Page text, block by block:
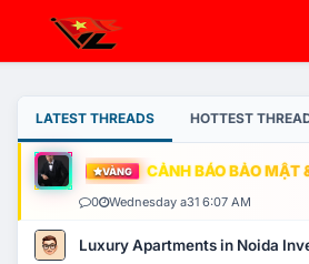
LATEST THREADS HOTTEST
VÀNG CẢNH BÁO BẢO MẬT
0 Wednesday a31 6:07 AM
Luxury Apartments in Noida